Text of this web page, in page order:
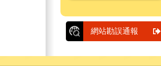
網站勘誤通報